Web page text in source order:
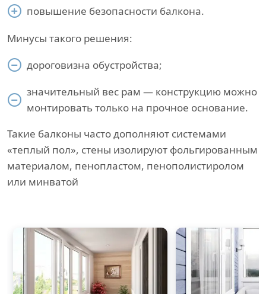
повышение безопасности балкона.
Минусы такого решения:
дороговизна обустройства;
значительный вес рам — конструкцию можно
монтировать только на прочное основание.
Такие балконы часто дополняют системами
«теплый пол», стены изолируют фольгированным
материалом, пенопластом, пенополистиролом
или минватой